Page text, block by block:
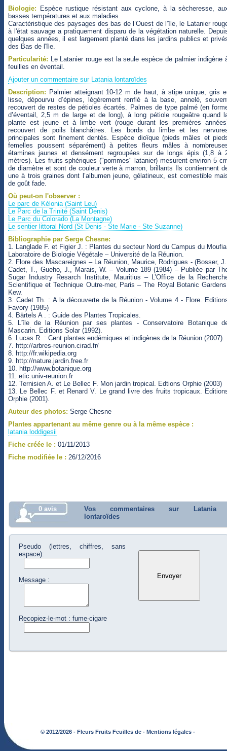
Biologie: Espèce rustique résistant aux cyclone, à la sècheresse,
basses températures et aux maladies.
Caractéristique des paysages des bas de l’Ouest de l’île, le Latanier
à l'état sauvage a pratiquement disparu de la végétation naturelle.
quelques années, il est largement planté dans les jardins publics et
des Bas de l'île.
Particularité: Le Latanier rouge est la seule espèce de palmier indigène
feuilles en éventail.
Ajouter un commentaire sur Latania lontaroïdes
Description: Palmier atteignant 10-12 m de haut, à stipe unique, gris
lisse, dépourvu d’épines, légèrement renflé à la base, annelé,
recouvert de restes de pétioles écartés. Palmes de type palmé (en
d’éventail, 2,5 m de large et de long), à long pétiole rougeâtre quand
plante est jeune et à limbe vert (rouge durant les premières
recouvert de poils blanchâtres. Les bords du limbe et les
principales sont finement dentés. Espèce dioïque (pieds mâles et
femelles poussent séparément) à petites fleurs mâles à
étamines jaunes et densément regroupées sur de longs épis (1,8 à
mètres). Les fruits sphériques ("pommes" latanier) mesurent environ 5
de diamètre et sont de couleur verte à marron, brillants Ils contiennent
une à trois graines dont l’albumen jeune, gélatineux, est comestible
de goût fade.
Où peut-on l'observer :
Le parc de Kélonia (Saint Leu)
Le Parc de la Trinité (Saint Denis)
Le Parc du Colorado (La Montagne)
Le sentier littoral Nord (St Denis - Ste Marie - Ste Suzanne)
Bibliographie par Serge Chesne:
1. Langlade F. et Figier J. : Plantes du secteur Nord du Campus du
Laboratoire de Biologie Végétale – Université de la Réunion.
2. Flore des Mascareignes – La Réunion, Maurice, Rodrigues - (Bosser,
Cadet, T., Gueho, J., Marais, W. – Volume 189 (1984) – Publiée par
Sugar Industry Resarch Institute, Mauritius – L’Office de la
Scientifique et Technique Outre-mer, Paris – The Royal Botanic
Kew.
3. Cadet Th. : A la découverte de la Réunion - Volume 4 - Flore.
Favory (1985)
4. Bärtels A . : Guide des Plantes Tropicales.
5. L'île de la Réunion par ses plantes - Conservatoire Botanique
Mascarin. Editions Solar (1992).
6. Lucas R. : Cent plantes endémiques et indigènes de la Réunion (2007).
7. http://arbres-reunion.cirad.fr/
8. http://fr.wikipedia.org
9. http://nature.jardin.free.fr
10. http://www.botanique.org
11. etic.univ-reunion.fr
12. Ternisien A. et Le Bellec F. Mon jardin tropical. Edtions Orphie (2003)
13. Le Bellec F. et Renard V. Le grand livre des fruits tropicaux.
Orphie (2001).
Auteur des photos: Serge Chesne
Plantes appartenant au même genre ou à la même espèce :
latania loddigesii
Fiche créée le : 01/11/2013
Fiche modifiée le : 26/12/2016
0 avis
Vos commentaires sur Latania
lontaroïdes
Pseudo (lettres, chiffres, sans
espace):
Message :
Recopiez-le-mot : fume-cigare
© 2012/2026 - Fleurs Fruits Feuilles de - Mentions légales -